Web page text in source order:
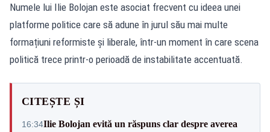
Numele lui Ilie Bolojan este asociat frecvent cu ideea unei
platforme politice care să adune în jurul său mai multe
formațiuni reformiste și liberale, într-un moment în care scena
politică trece printr-o perioadă de instabilitate accentuată.
CITEȘTE ȘI
16:34Ilie Bolojan evită un răspuns clar despre averea